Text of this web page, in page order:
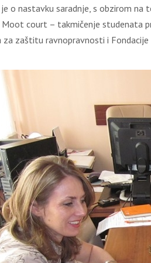
o nastavku saradnje, s obzirom
court – takmičenje studenata
za zaštitu ravnopravnosti i